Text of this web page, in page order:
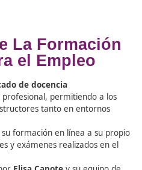
la FP en
y
Formación
el Empleo
La Academia de los
Segura y